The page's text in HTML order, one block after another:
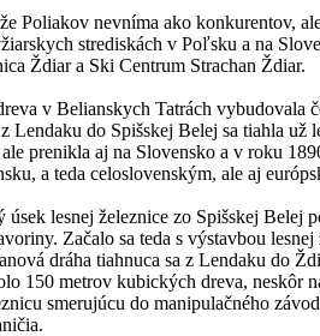
Poliakov nevníma ako konkurentov,
strediskách v Poľsku a na
Ždiar a Ski Centrum Strachan Ždiar.
v Belianskych Tatrách vybudovala
Lendaku do Spišskej Belej sa tiahla už
prenikla aj na Slovensko a v roku
a teda celoslovenským, ale aj
lesnej železnice zo Spišskej Belej
Začalo sa teda s výstavbou
dráha tiahnuca sa z Lendaku do
150 metrov kubických dreva, neskôr
smerujúcu do manipulačného